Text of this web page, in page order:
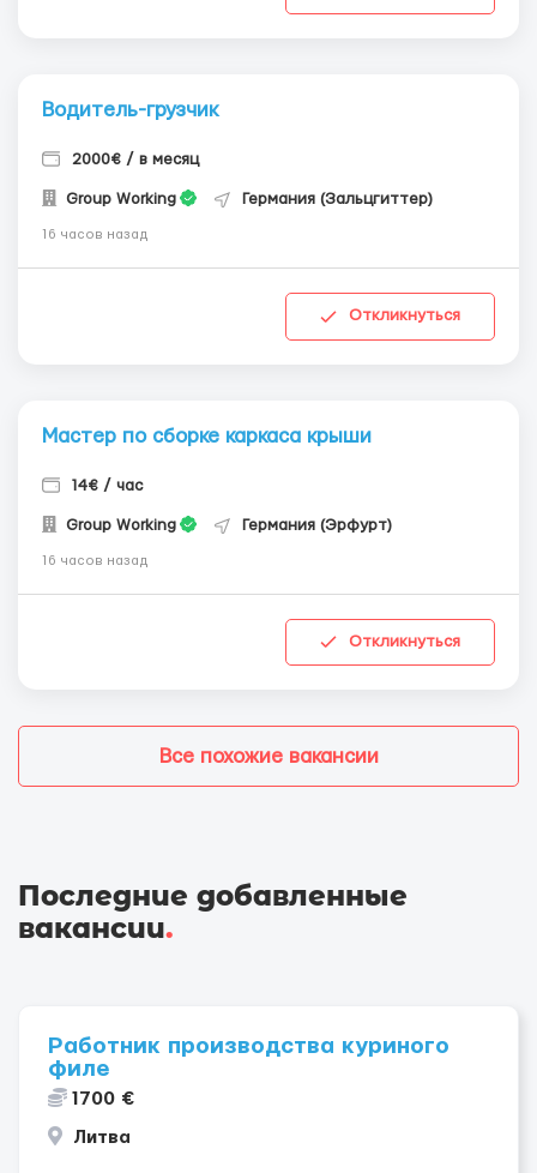
Водитель-грузчик
2000€ / в месяц
Group Working Германия (Зальцгиттер)
16 часов назад
Откликнуться
Мастер по сборке каркаса крыши
14€ / час
Group Working Германия (Эрфурт)
16 часов назад
Откликнуться
Все похожие вакансии
Последние добавленные
вакансии.
Работник производства куриного
филе
1700 €
Литва